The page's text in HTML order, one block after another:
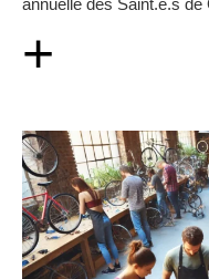
annuelle des Saint.e.s de
+